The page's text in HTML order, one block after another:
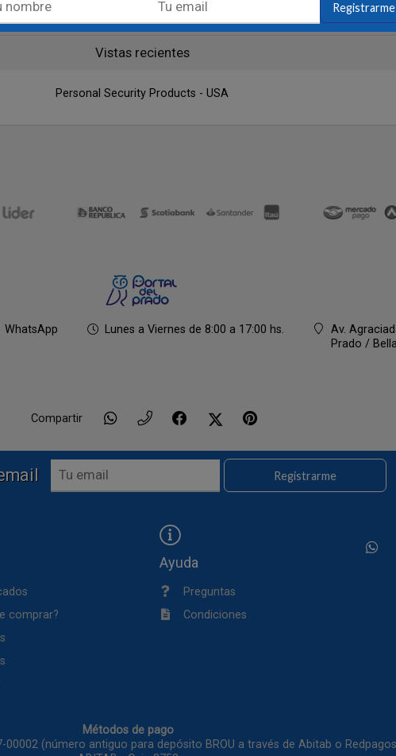
Vistas recientes
Personal Security Products - USA
WhatsApp Lunes a Viernes de 8:00 a 17:00 hs.
Av.
Prado /
Registrarme
Compartir
Registrarme
comprar?
Ayuda
Preguntas
Condiciones
Métodos de pago
00002 (número antiguo para depósito BROU a través de Abitab o